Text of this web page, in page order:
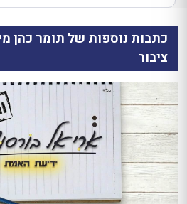
כתבות נוספות של תומר כהן
ציבור